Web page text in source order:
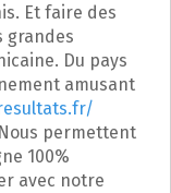
Et faire des
grandes
Du pays
amusant
permettent
100%
avec notre